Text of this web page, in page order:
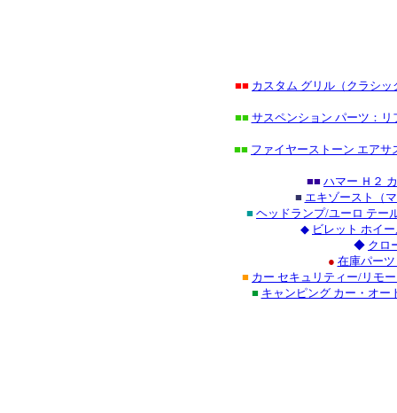
■■ カスタム グリル（クラシ
■■ サスペンション パーツ：
■■ ファイヤーストーン エア
■■ ハマー Ｈ２
■ エキゾースト（
■ ヘッドランプ/ユーロ テー
◆ ビレット ホイ
◆ クロ
● 在庫パー
■ カー セキュリティー/リモ
■ キャンピング カー・オー